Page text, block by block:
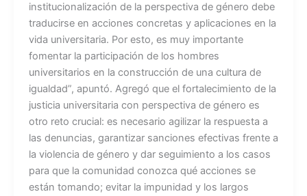
institucionalización de la perspectiva de género debe
traducirse en acciones concretas y aplicaciones en la
vida universitaria. Por esto, es muy importante
fomentar la participación de los hombres
universitarios en la construcción de una cultura de
igualdad”, apuntó. Agregó que el fortalecimiento de la
justicia universitaria con perspectiva de género es
otro reto crucial: es necesario agilizar la respuesta a
las denuncias, garantizar sanciones efectivas frente a
la violencia de género y dar seguimiento a los casos
para que la comunidad conozca qué acciones se
están tomando; evitar la impunidad y los largos